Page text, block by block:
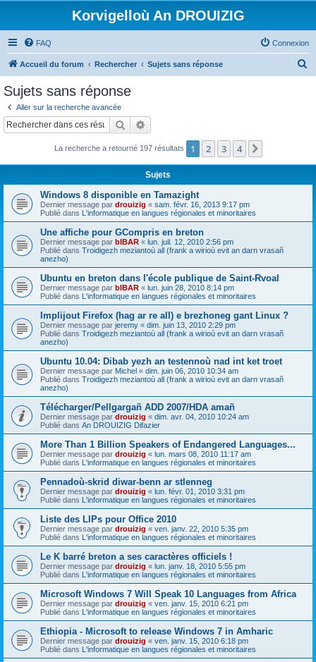
Korvigelloù An DROUIZIG
FAQ Connexion
Accueil du forum Rechercher Sujets sans réponse
c
Sujets sans réponse
Aller sur la recherche avancée
Rechercher
La recherche a retourné 197 résultats 1 2 3 4
Sujets
Windows 8 disponible en Tamazight
Dernier message par drouizig « sam. févr. 16, 2013 9:17 pm
Publié dans L'informatique en langues régionales et minoritaires
Une affiche pour GCompris en breton
Dernier message par bIBAR « lun. juil. 12, 2010 2:56 pm
Publié dans Troidigezh meziantoù all (frank a wirioù evit an darn vrasañ
anezho)
Ubuntu en breton dans l'école publique de Saint-Rvoal
Dernier message par bIBAR « lun. juin 28, 2010 8:14 pm
Publié dans L'informatique en langues régionales et minoritaires
Implijout Firefox (hag ar re all) e brezhoneg gant Linux ?
Dernier message par jeremy « dim. juin 13, 2010 2:29 pm
Publié dans Troidigezh meziantoù all (frank a wirioù evit an darn vrasañ
anezho)
Ubuntu 10.04: Dibab yezh an testennoù nad int ket troet
Dernier message par Michel « dim. juin 06, 2010 10:34 am
Publié dans Troidigezh meziantoù all (frank a wirioù evit an darn vrasañ
anezho)
Télécharger/Pellgargañ ADD 2007/HDA amañ
Dernier message par drouizig « dim. avr. 04, 2010 10:24 am
Publié dans An DROUIZIG Difazier
More Than 1 Billion Speakers of Endangered Languages...
Dernier message par drouizig « lun. mars 08, 2010 11:17 am
Publié dans L'informatique en langues régionales et minoritaires
Pennadoù-skrid diwar-benn ar stlenneg
Dernier message par drouizig « lun. févr. 01, 2010 3:31 pm
Publié dans L'informatique en langues régionales et minoritaires
Liste des LIPs pour Office 2010
Dernier message par drouizig « ven. janv. 22, 2010 5:35 pm
Publié dans L'informatique en langues régionales et minoritaires
Le K barré breton a ses caractères officiels !
Dernier message par drouizig « lun. janv. 18, 2010 5:55 pm
Publié dans L'informatique en langues régionales et minoritaires
Microsoft Windows 7 Will Speak 10 Languages from Africa
Dernier message par drouizig « ven. janv. 15, 2010 6:21 pm
Publié dans L'informatique en langues régionales et minoritaires
Ethiopia - Microsoft to release Windows 7 in Amharic
Dernier message par drouizig « ven. janv. 15, 2010 6:18 pm
Publié dans L'informatique en langues régionales et minoritaires